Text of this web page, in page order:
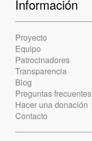
Información
Proyecto
Equipo
Patrocinadores
Transparencia
Blog
Preguntas frecuentes
Hacer una donación
Contacto